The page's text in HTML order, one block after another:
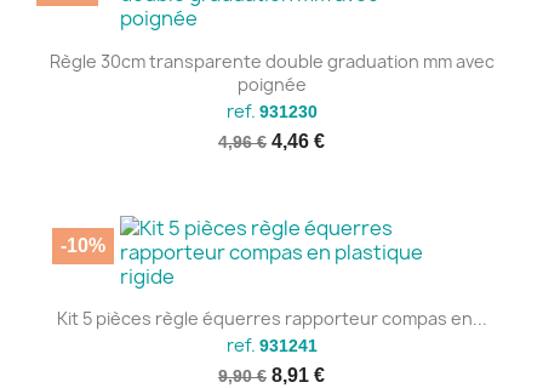
Règle 30cm transparente double graduation mm avec
poignée
ref. 931230
4,96 € 4,46 €
Kit 5 pièces règle équerres rapporteur compas en...
ref. 931241
9,90 € 8,91 €
-10%